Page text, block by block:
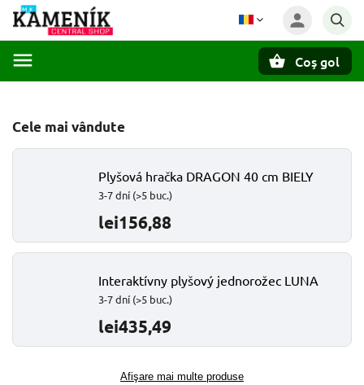
Coş gol
Cele mai vândute
Plyšová hračka DRAGON 40 cm BIELY
3-7 dní (>5 buc.)
lei156,88
Interaktívny plyšový jednorožec LUNA
3-7 dní (>5 buc.)
lei435,49
Afişare mai multe produse